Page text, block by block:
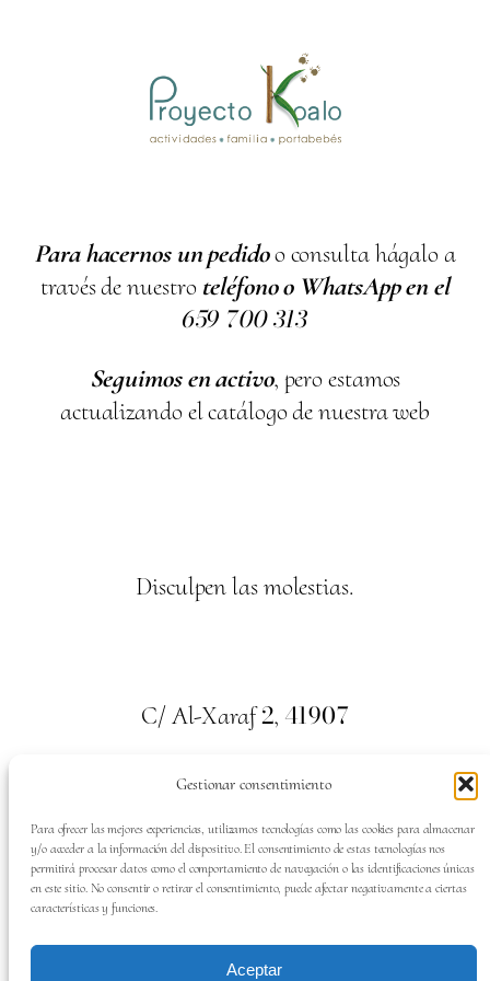
Gestionar consentimiento
Para ofrecer las mejores experiencias, utilizamos tecnologías como las cookies para almacenar
y/o acceder a la información del dispositivo. El consentimiento de estas tecnologías nos
permitirá procesar datos como el comportamiento de navegación o las identificaciones únicas
en este sitio. No consentir o retirar el consentimiento, puede afectar negativamente a ciertas
características y funciones.
Aceptar
Para hacernos un pedidoo consulta hágalo a
través de nuestro teléfono o WhatsApp en el
659 700313
Seguimos en activo, pero estamos
actualizando el catálogo de nuestra web
Disculpen las molestias.
C/ Al-Xaraf2, 41907
Valencina de la Concepción. Sevilla
Tel:659700313
SÍGUENOS EN: